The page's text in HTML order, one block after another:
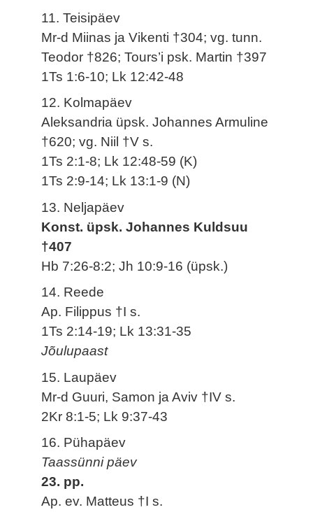
11. Teisipäev
Mr-d Miinas ja Vikenti †304; vg. tunn.
Teodor †826; Tours’i psk. Martin †397
1Ts 1:6-10; Lk 12:42-48
12. Kolmapäev
Aleksandria üpsk. Johannes Armuline
†620; vg. Niil †V s.
1Ts 2:1-8; Lk 12:48-59 (K)
1Ts 2:9-14; Lk 13:1-9 (N)
13. Neljapäev
Konst. üpsk. Johannes Kuldsuu
†407
Hb 7:26-8:2; Jh 10:9-16 (üpsk.)
14. Reede
Ap. Filippus †I s.
1Ts 2:14-19; Lk 13:31-35
Jõulupaast
15. Laupäev
Mr-d Guuri, Samon ja Aviv †IV s.
2Kr 8:1-5; Lk 9:37-43
16. Pühapäev
Taassünni päev
23. pp.
Ap. ev. Matteus †I s.